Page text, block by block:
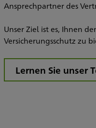
Ansprechpartner des
Unser Ziel ist es, Ihnen
Versicherungsschutz zu
Lernen Sie unser